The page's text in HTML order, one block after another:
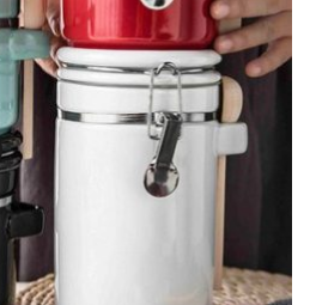
be
chosen
on
the
product
page